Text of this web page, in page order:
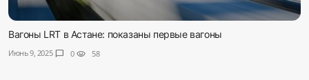
Вагоны LRT в Астане: показаны первые вагоны
Июнь 9, 2025 chat_bubble 0 visibility 58